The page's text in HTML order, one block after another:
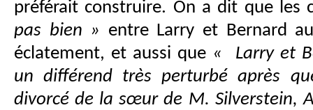
préférait construire. On a dit que les
pas bien » entre Larry et Bernard
éclatement, et aussi que « Larry et
un différend très perturbé après
divorcé de la sœur de M. Silverstein,